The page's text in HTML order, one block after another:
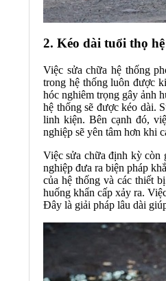
2. Kéo dài tuổi thọ
Việc sửa chữa hệ thống
trong hệ thống luôn được
hóc nghiêm trọng gây ảnh
hệ thống sẽ được kéo dài.
linh kiện. Bên cạnh đó,
nghiệp sẽ yên tâm hơn khi
Việc sửa chữa định kỳ còn
nghiệp đưa ra biện pháp
của hệ thống và các thiết
huống khẩn cấp xảy ra.
Đây là giải pháp lâu dài